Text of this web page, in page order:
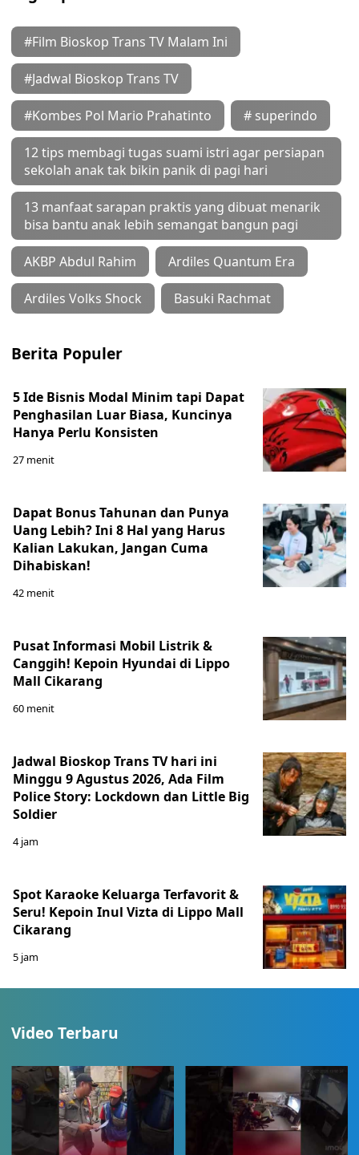
#Film Bioskop Trans TV Malam Ini
#Jadwal Bioskop Trans TV
#Kombes Pol Mario Prahatinto # superindo
12 tips membagi tugas suami istri agar persiapan
sekolah anak tak bikin panik di pagi hari
13 manfaat sarapan praktis yang dibuat menarik
bisa bantu anak lebih semangat bangun pagi
AKBP Abdul Rahim Ardiles Quantum Era
Ardiles Volks Shock Basuki Rachmat
Berita Populer
5 Ide Bisnis Modal Minim tapi Dapat
Penghasilan Luar Biasa, Kuncinya
Hanya Perlu Konsisten
27 menit
Dapat Bonus Tahunan dan Punya
Uang Lebih? Ini 8 Hal yang Harus
Kalian Lakukan, Jangan Cuma
Dihabiskan!
42 menit
Pusat Informasi Mobil Listrik &
Canggih! Kepoin Hyundai di Lippo
Mall Cikarang
60 menit
Jadwal Bioskop Trans TV hari ini
Minggu 9 Agustus 2026, Ada Film
Police Story: Lockdown dan Little Big
Soldier
4 jam
Spot Karaoke Keluarga Terfavorit &
Seru! Kepoin Inul Vizta di Lippo Mall
Cikarang
5 jam
Video Terbaru